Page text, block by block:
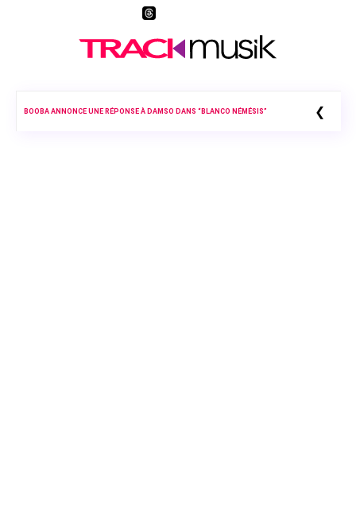
BOOBA ANNONCE UNE RÉPONSE À DAMSO DANS “BLANCO NÉMÉSIS” ❮